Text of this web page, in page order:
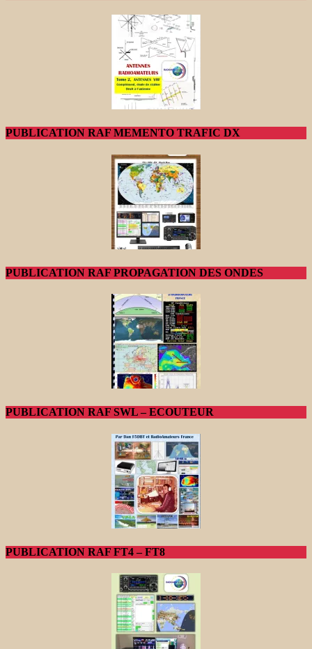
PUBLICATION RAF MEMENTO TRAFIC DX
PUBLICATION RAF PROPAGATION DES ONDES
PUBLICATION RAF SWL – ECOUTEUR
PUBLICATION RAF FT4 – FT8